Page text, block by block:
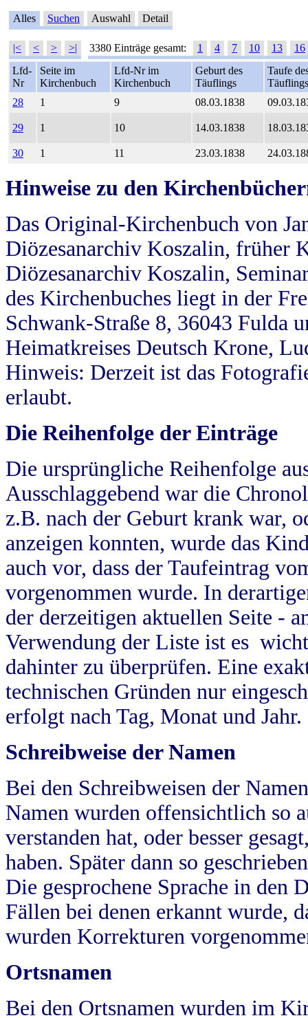
Alles Suchen Auswahl Detail
|< < > >| 3380 Einträge gesamt: 1 4 7 10 13
16
Lfd-
Nr
Seite im
Kirchenbuch
Lfd-Nr im
Kirchenbuch
Geburt des
Täuflings
Taufe
Täuflings
28
1 9 08.03.1838
29 1 10 14.03.1838
30 1 11 23.03.1838
Hinweise zu den
Das Original-Kirchenbuch von
Diözesanarchiv Koszalin, früher
Diözesanarchiv Koszalin,
des Kirchenbuches liegt in der
Schwank-Straße 8, 36043 Fulda
Heimatkreises Deutsch Krone,
Hinweis: Derzeit ist das
erlaubt.
Die Reihenfolge der Einträge
Die ursprüngliche Reihenfolge
Ausschlaggebend war die
z.B. nach der Geburt krank war,
anzeigen konnten, wurde das
auch vor, dass der Taufeintrag
vorgenommen wurde. In
der derzeitigen aktuellen Seite -
Verwendung der Liste ist es
dahinter zu überprüfen. Eine
technischen Gründen nur
erfolgt nach Tag, Monat und Jahr.
Schreibweise der Namen
Bei den Schreibweisen der
Namen wurden offensichtlich so
verstanden hat, oder besser
haben. Später dann so
Die gesprochene Sprache in
Fällen bei denen erkannt wurde,
wurden Korrekturen
Ortsnamen
Bei den Ortsnamen wurden im